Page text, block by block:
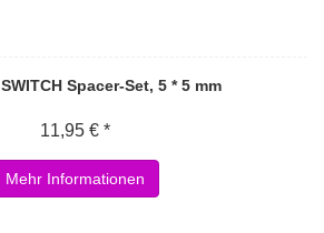
Spacer-Set, 5 * 5 mm
11,95 € *
Mehr Informationen